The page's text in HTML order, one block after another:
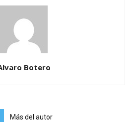
Botero
Más del autor